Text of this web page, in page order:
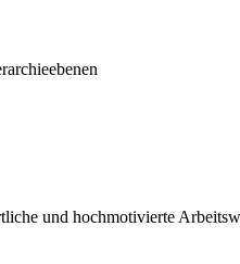
und hochmotivierte